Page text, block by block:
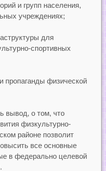
и групп населения,
учреждениях;
для
спортивных
пропаганды физической
вывод, о том, что
физкультурно-
районе позволит
все основные
в федерально целевой